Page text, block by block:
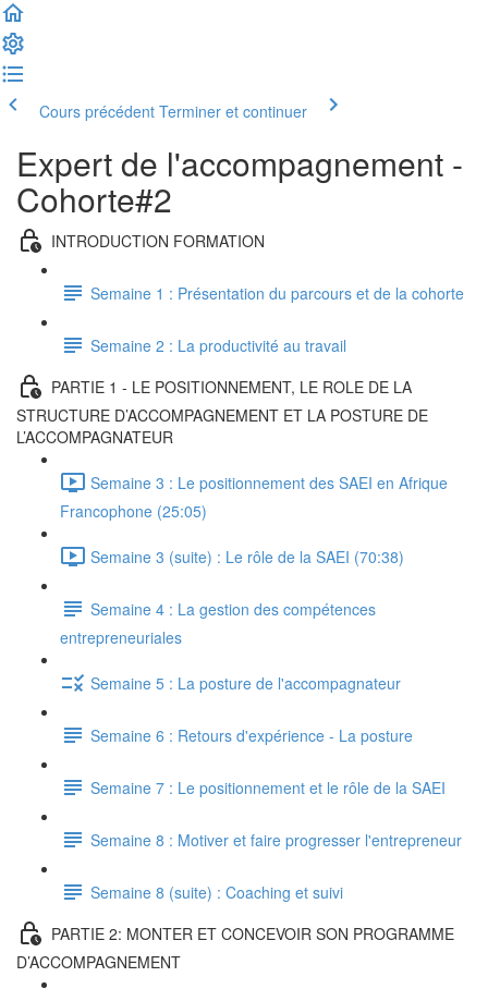
Cours précédent Terminer et continuer
Expert de l'accompagnement -
Cohorte#2
INTRODUCTION FORMATION
Semaine 1 : Présentation du parcours et de la cohorte
Semaine 2 : La productivité au travail
PARTIE 1 - LE POSITIONNEMENT, LE ROLE DE LA
STRUCTURE D’ACCOMPAGNEMENT ET LA POSTURE DE
L’ACCOMPAGNATEUR
Semaine 3 : Le positionnement des SAEI en Afrique
Francophone (25:05)
Semaine 3 (suite) : Le rôle de la SAEI (70:38)
Semaine 4 : La gestion des compétences
entrepreneuriales
Semaine 5 : La posture de l'accompagnateur
Semaine 6 : Retours d'expérience - La posture
Semaine 7 : Le positionnement et le rôle de la SAEI
Semaine 8 : Motiver et faire progresser l'entrepreneur
Semaine 8 (suite) : Coaching et suivi
PARTIE 2: MONTER ET CONCEVOIR SON PROGRAMME
D’ACCOMPAGNEMENT